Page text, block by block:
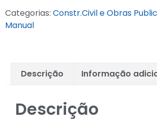
Categorias: Constr.Civil e Obras
Manual
Descrição Informação
Descrição